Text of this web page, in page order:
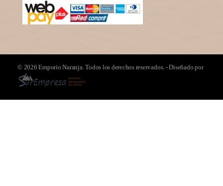
© 2026 Emporio Naranja. Todos los derechos reservados. - Diseñado por